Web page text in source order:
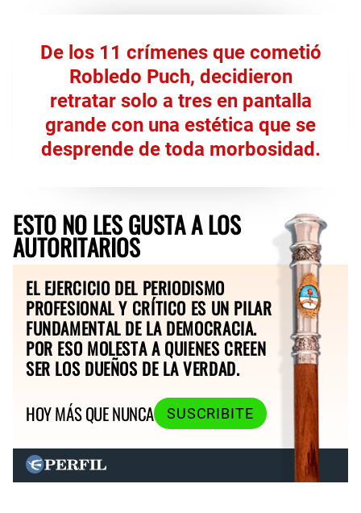
De los 11 crímenes que cometió
Robledo Puch, decidieron
retratar solo a tres en pantalla
grande con una estética que se
desprende de toda morbosidad.
ESTO NO LES GUSTA A LOS
AUTORITARIOS
EL EJERCICIO DEL PERIODISMO
PROFESIONAL Y CRÍTICO ES UN PILAR
FUNDAMENTAL DE LA DEMOCRACIA.
POR ESO MOLESTA A QUIENES CREEN
SER LOS DUEÑOS DE LA VERDAD.
HOY MÁS QUE NUNCA
SUSCRIBITE